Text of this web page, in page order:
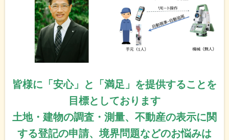
皆様に「安心」と「満足」を提供することを
目標としております
土地・建物の調査・測量、不動産の表示に関
する登記の申請、境界問題などのお悩みは